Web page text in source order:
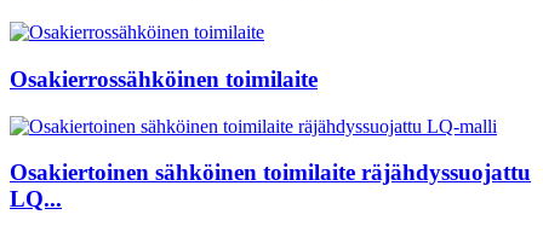
Osakierrossähköinen toimilaite
Osakiertoinen sähköinen toimilaite räjähdyssuojattu
LQ...